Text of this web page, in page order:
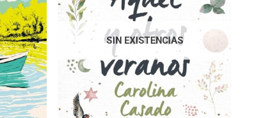
SIN EXISTENCIAS